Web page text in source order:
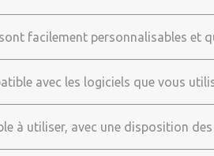
facilement personnalisables et
avec les logiciels que vous
à utiliser, avec une disposition